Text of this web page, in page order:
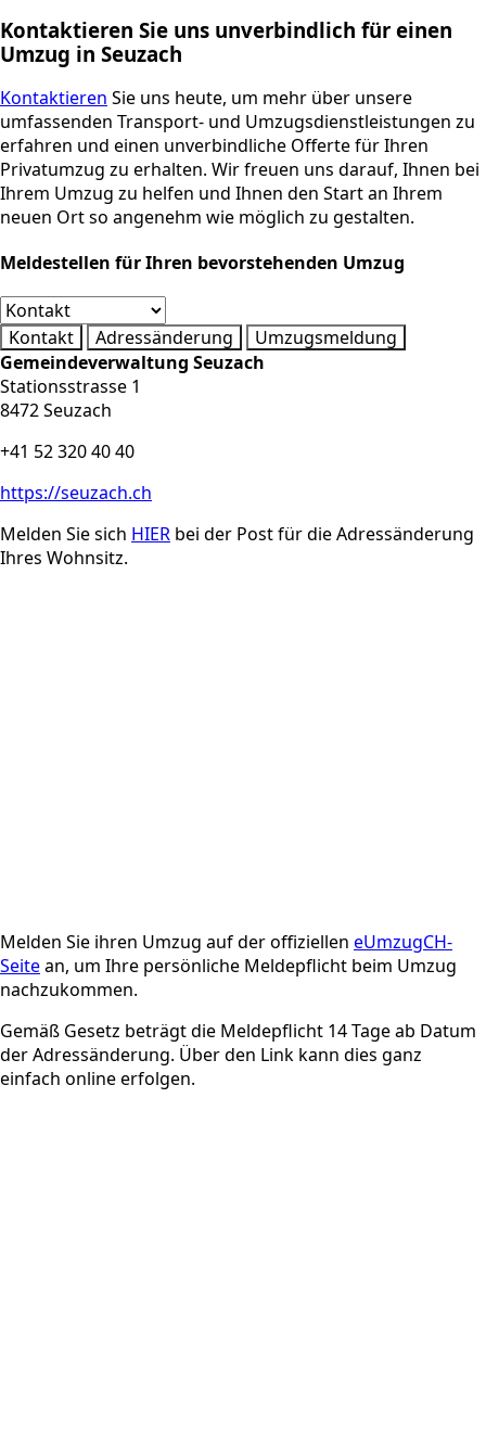
Kontaktieren Sie uns unverbindlich für einen
Umzug in Seuzach
Kontaktieren Sie uns heute, um mehr über unsere
umfassenden Transport- und Umzugsdienstleistungen zu
erfahren und einen unverbindliche Offerte für Ihren
Privatumzug zu erhalten. Wir freuen uns darauf, Ihnen bei
Ihrem Umzug zu helfen und Ihnen den Start an Ihrem
neuen Ort so angenehm wie möglich zu gestalten.
Meldestellen für Ihren bevorstehenden Umzug
Kontakt Adressänderung
Umzugsmeldung
Gemeindeverwaltung Seuzach
Stationsstrasse 1
8472 Seuzach
+41 52 320 40 40
https://seuzach.ch
Melden Sie sich HIER bei der Post für die Adressänderung
Ihres Wohnsitz.
Melden Sie ihren Umzug auf der offiziellen eUmzugCH-
Seitean, um Ihre persönliche Meldepflicht beim Umzug
nachzukommen.
Gemäß Gesetz beträgt die Meldepflicht 14 Tage ab Datum
der Adressänderung. Über den Link kann dies ganz
einfach online erfolgen.